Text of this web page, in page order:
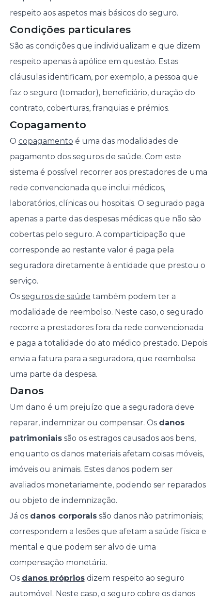
respeito aos aspetos mais básicos do seguro.
Condições particulares
São as condições que individualizam e que dizem
respeito apenas à apólice em questão. Estas
cláusulas identificam, por exemplo, a pessoa que
faz o seguro (tomador), beneficiário, duração do
contrato, coberturas, franquias e prémios.
Copagamento
O copagamento é uma das modalidades de
pagamento dos seguros de saúde. Com este
sistema é possível recorrer aos prestadores de uma
rede convencionada que inclui médicos,
laboratórios, clínicas ou hospitais. O segurado paga
apenas a parte das despesas médicas que não são
cobertas pelo seguro. A comparticipação que
corresponde ao restante valor é paga pela
seguradora diretamente à entidade que prestou o
serviço.
Os seguros de saúde também podem ter a
modalidade de reembolso. Neste caso, o segurado
recorre a prestadores fora da rede convencionada
e paga a totalidade do ato médico prestado. Depois
envia a fatura para a seguradora, que reembolsa
uma parte da despesa.
Danos
Um dano é um prejuízo que a seguradora deve
reparar, indemnizar ou compensar. Os danos
patrimoniaissão os estragos causados aos bens,
enquanto os danos materiais afetam coisas móveis,
imóveis ou animais. Estes danos podem ser
avaliados monetariamente, podendo ser reparados
ou objeto de indemnização.
Já os danos corporaissão danos não patrimoniais;
correspondem a lesões que afetam a saúde física e
mental e que podem ser alvo de uma
compensação monetária.
Os danos própriosdizem respeito ao seguro
automóvel. Neste caso, o seguro cobre os danos